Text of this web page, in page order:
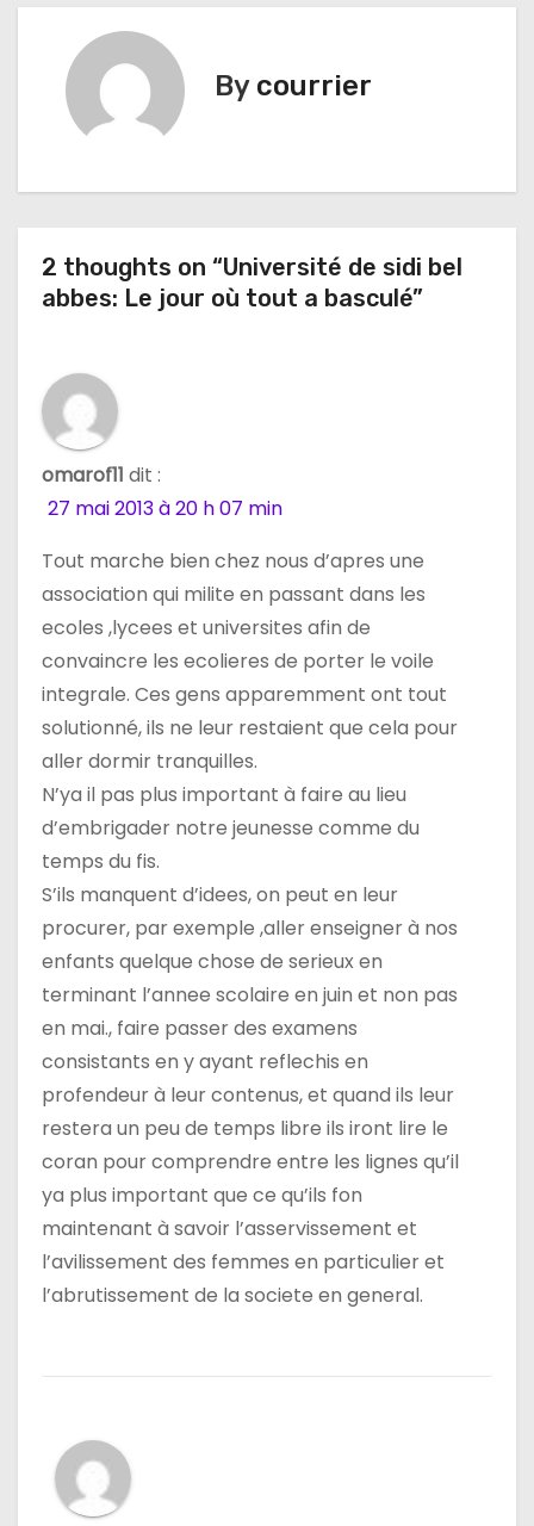
t
o
d
a
r
t
c
e
By courrier
2 thoughts on “Université de sidi bel
abbes: Le jour où tout a basculé”
omarof11 dit :
27 mai 2013 à 20 h 07 min
Tout marche bien chez nous d’apres une
association qui milite en passant dans les
ecoles ,lycees et universites afin de
convaincre les ecolieres de porter le voile
integrale. Ces gens apparemment ont tout
solutionné, ils ne leur restaient que cela pour
aller dormir tranquilles.
N’ya il pas plus important à faire au lieu
d’embrigader notre jeunesse comme du
temps du fis.
S’ils manquent d’idees, on peut en leur
procurer, par exemple ,aller enseigner à nos
enfants quelque chose de serieux en
terminant l’annee scolaire en juin et non pas
en mai., faire passer des examens
consistants en y ayant reflechis en
profendeur à leur contenus, et quand ils leur
restera un peu de temps libre ils iront lire le
coran pour comprendre entre les lignes qu’il
ya plus important que ce qu’ils fon
maintenant à savoir l’asservissement et
l’avilissement des femmes en particulier et
l’abrutissement de la societe en general.